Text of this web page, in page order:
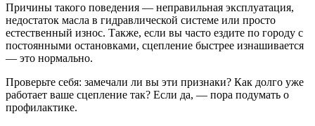
Причины такого поведения — неправильная эксплуатация,
недостаток масла в гидравлической системе или просто
естественный износ. Также, если вы часто ездите по городу с
постоянными остановками, сцепление быстрее изнашивается
— это нормально.
Проверьте себя: замечали ли вы эти признаки? Как долго уже
работает ваше сцепление так? Если да, — пора подумать о
профилактике.